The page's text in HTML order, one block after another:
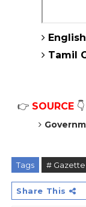
English
Tamil
👉 SOURCE 👇
Tags #
Share This